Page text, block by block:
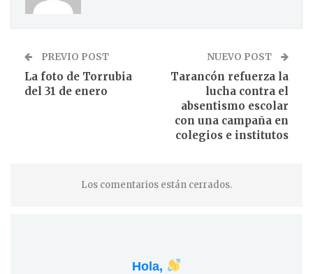
PREVIO POST
La foto de Torrubia
del 31 de enero
NUEVO POST
Tarancón refuerza la
lucha contra el
absentismo escolar
con una campaña en
colegios e institutos
Los comentarios están cerrados.
Hola,